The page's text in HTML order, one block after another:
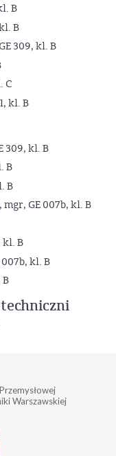
B
B
309, kl. B
C
kl. B
309, kl. B
B
B
, mgr, GE 007b, kl. B
kl. B
007b, kl. B
B
Warszawskiej